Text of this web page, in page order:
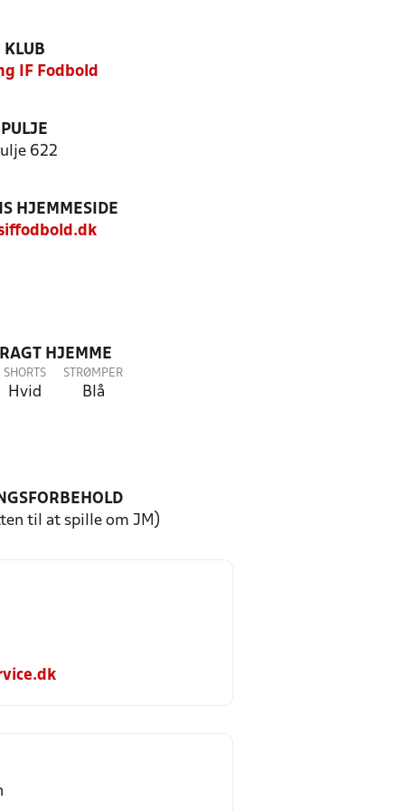
KLUB
IF Fodbold
PULJE
622
HJEMMESIDE
HJEMME
SHORTS
Hvid
STRØMPER
Blå
til at spille om JM)